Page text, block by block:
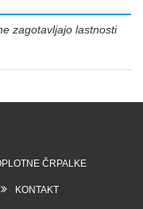
zagotavljajo lastnosti
ČRPALKE
KONTAKT